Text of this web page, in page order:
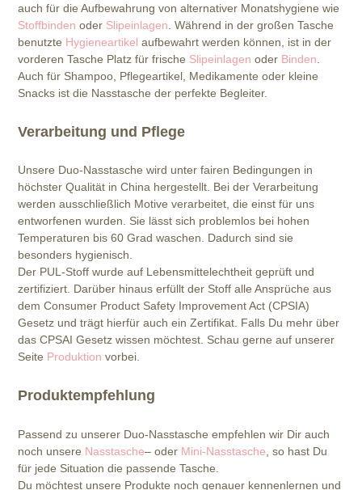
auch für die Aufbewahrung von alternativer Monatshygiene wie
Stoffbinden oder Slipeinlagen . Während in der großen Tasche
benutzte Hygieneartikel aufbewahrt werden können, ist in der
vorderen Tasche Platz für frische Slipeinlagen oder Binden
Auch für Shampoo, Pflegeartikel, Medikamente oder kleine
Snacks ist die Nasstasche der perfekte Begleiter.
Verarbeitung und Pflege
Unsere Duo-Nasstasche wird unter fairen Bedingungen in
höchster Qualität in China hergestellt. Bei der Verarbeitung
werden ausschließlich Motive verarbeitet, die einst für uns
entworfenen wurden. Sie lässt sich problemlos bei hohen
Temperaturen bis 60 Grad waschen. Dadurch sind sie
besonders hygienisch.
Der PUL-Stoff wurde auf Lebensmittelechtheit geprüft und
zertifiziert. Darüber hinaus erfüllt der Stoff alle Ansprüche aus
dem Consumer Product Safety Improvement Act (CPSIA)
Gesetz und trägt hierfür auch ein Zertifikat. Falls Du mehr über
das CPSAI Gesetz wissen möchtest. Schau gerne auf unserer
Seite Produktion vorbei.
Produktempfehlung
Passend zu unserer Duo-Nasstasche empfehlen wir Dir auch
noch unsere Nasstasche– oder Mini-Nasstasche, so hast Du
für jede Situation die passende Tasche.
Du möchtest unsere Produkte noch genauer kennenlernen und